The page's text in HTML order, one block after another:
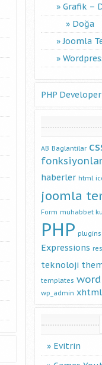
Grafik –
Doğa
Joomla
PHP Developer
AB Baglantilar
fonksiyonlar
haberler html
joomla
Form muhabbet
PHP plugins
Expressions
teknoloji
templates
wp_admin xhtml
Evitrin